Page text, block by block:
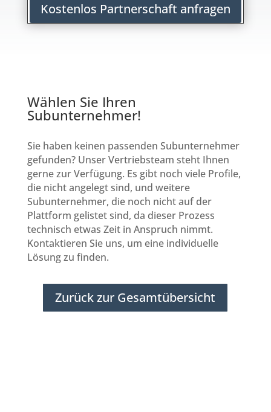
Kostenlos Partnerschaft anfragen
Wählen Sie Ihren
Subunternehmer!
Sie haben keinen passenden Subunternehmer
gefunden? Unser Vertriebsteam steht Ihnen
gerne zur Verfügung. Es gibt noch viele Profile,
die nicht angelegt sind, und weitere
Subunternehmer, die noch nicht auf der
Plattform gelistet sind, da dieser Prozess
technisch etwas Zeit in Anspruch nimmt.
Kontaktieren Sie uns, um eine individuelle
Lösung zu finden.
Zurück zur Gesamtübersicht